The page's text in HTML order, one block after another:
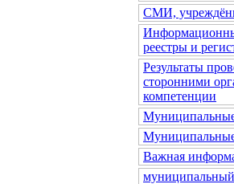
СМИ,
реестры и
Результаты
сторонними
компетенции
Важная